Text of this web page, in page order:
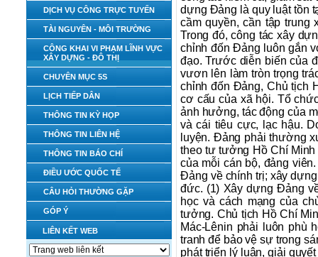
DỊCH VỤ CÔNG TRỰC TUYẾN
TÀI NGUYÊN - MÔI TRƯỜNG
CÔNG KHAI VI PHẠM LĨNH VỰC
XÂY DỰNG - ĐÔ THỊ
CHUYÊN MỤC 5S
LỊCH TIẾP DÂN
THÔNG TIN KỲ HỌP
THÔNG TIN LIÊN HỆ
THÔNG TIN BÁO CHÍ
ĐIỀU ƯỚC QUỐC TẾ
CÂU HỎI THƯỜNG GẶP
GÓP Ý
LIÊN KẾT WEB
dựng Đảng là quy luật tồn
cầm quyền, cần tập
Trong đó, công tác xây
chỉnh đốn Đảng luôn gắn
đạo. Trước diễn biến của
vươn lên làm tròn trọng
chỉnh đốn Đảng, Chủ tịch
cơ cấu của xã hội. Tổ
ảnh hưởng, tác động của
và cái tiêu cực, lạc hậu.
luyện. Đảng phải thường
theo tư tưởng Hồ Chí Minh
của mỗi cán bộ, đảng
Đảng về chính trị; xây
đức. (1) Xây dựng Đảng
học và cách mạng của
tưởng. Chủ tịch Hồ Chí
Mác-Lênin phải luôn phù
tranh để bảo vệ sự trong
phát triển lý luận, giải